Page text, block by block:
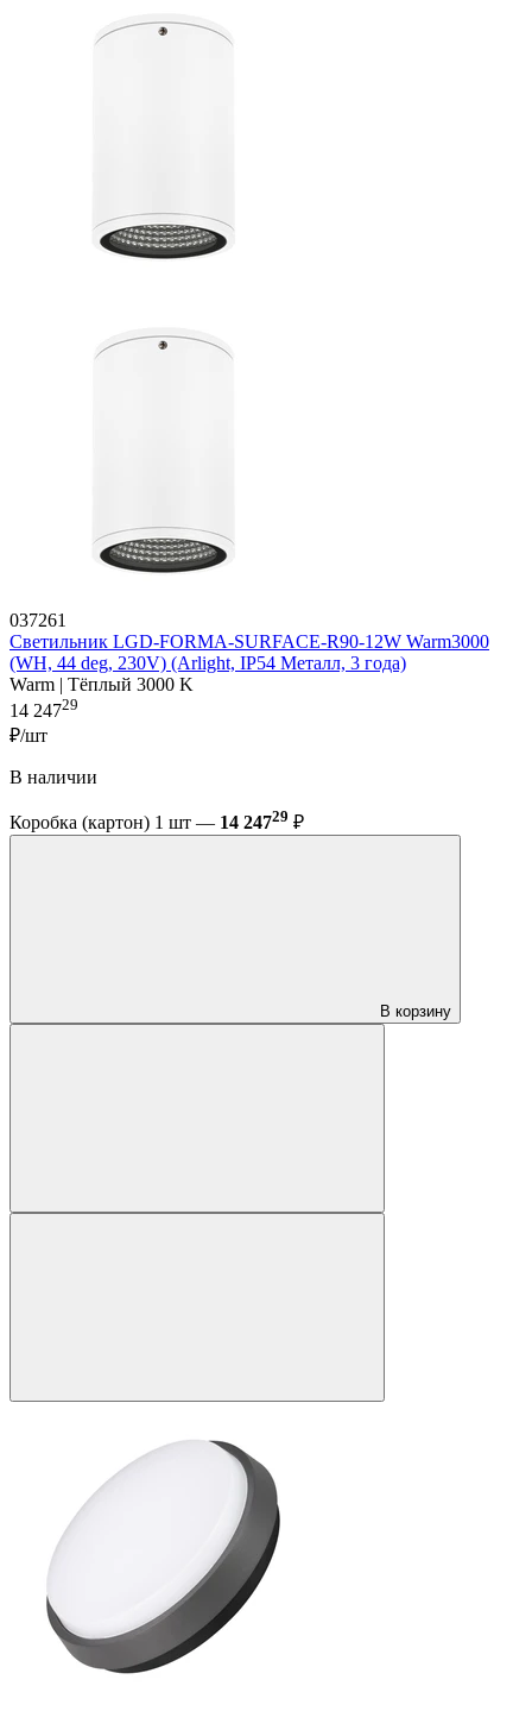
037261
Светильник LGD-FORMA-SURFACE-R90-12W Warm3000
(WH, 44 deg, 230V) (Arlight, IP54 Металл, 3 года)
Warm | Тёплый 3000 K
14 24729
₽/шт
В наличии
Коробка (картон) 1 шт — 14 24729 ₽
В корзину